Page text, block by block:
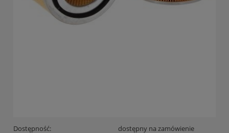
Dostępność:
dostępny na zamówienie